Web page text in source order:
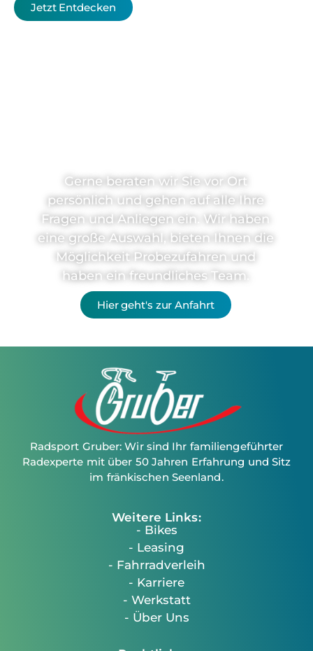
Jetzt Entdecken
Gerne beraten wir Sie vor Ort
persönlich und gehen auf alle Ihre
Fragen und Anliegen ein. Wir haben
eine große Auswahl, bieten Ihnen die
Möglichkeit Probezufahren und
haben ein freundliches Team.
Hier geht's zur Anfahrt
Radsport Gruber: Wir sind Ihr familiengeführter
Radexperte mit über 50 Jahren Erfahrung und Sitz
im fränkischen Seenland.
Weitere Links:
- Bikes
- Leasing
- Fahrradverleih
- Karriere
- Werkstatt
- Über Uns